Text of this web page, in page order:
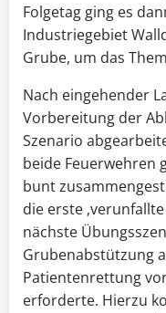
Folgetag ging es
Industriegebiet
Grube, um das
Nach eingehender
Vorbereitung der
Szenario
beide Feuerwehren
bunt
die erste
nächste
Grubenabstützung
Patientenrettung
erforderte. Hierzu